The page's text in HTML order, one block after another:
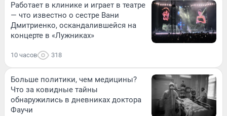
Работает в клинике и играет в театре
— что известно о сестре Вани
Дмитриенко, оскандалившейся на
концерте в «Лужниках»
10 часов 318
Больше политики, чем медицины?
Что за ковидные тайны
обнаружились в дневниках доктора
Фаучи